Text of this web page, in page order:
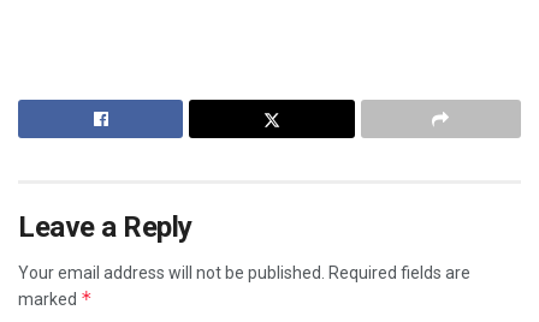
Leave a Reply
Your email address will not be published.
Required fields are
marked *